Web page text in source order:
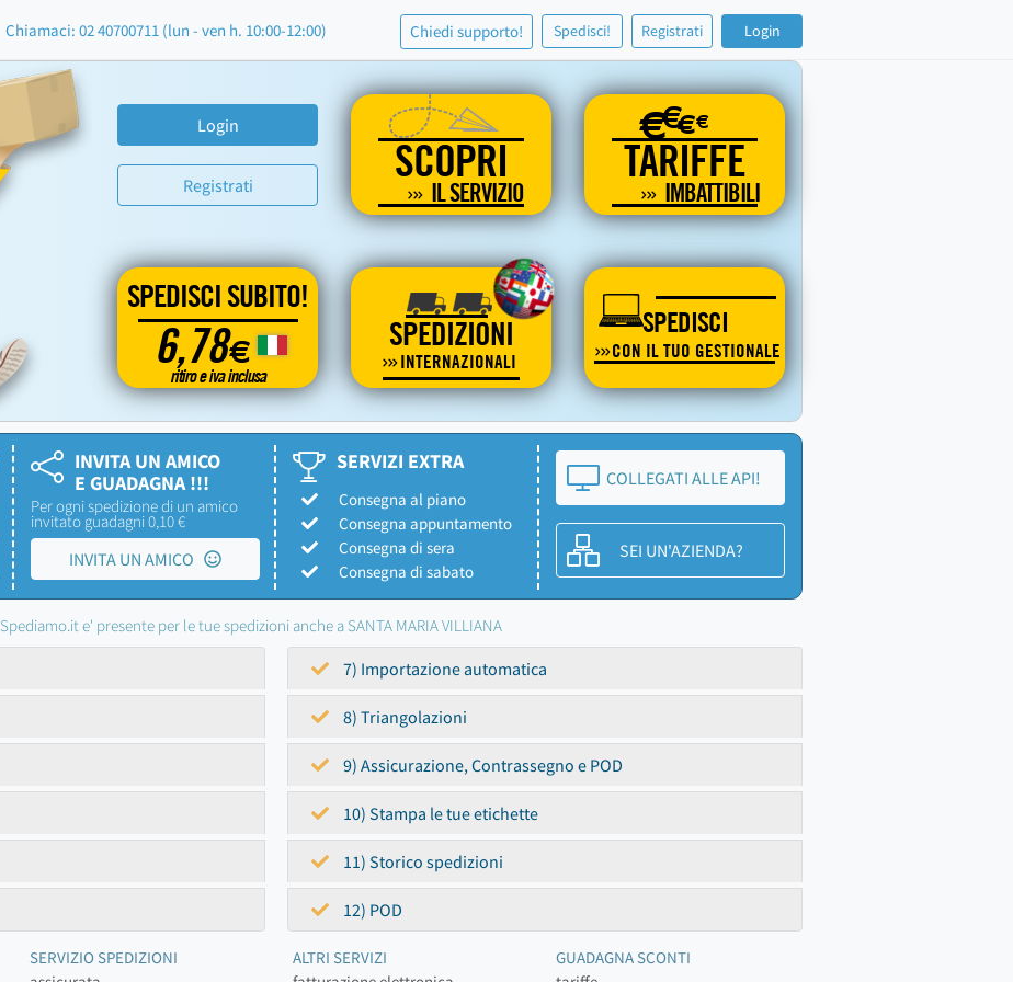
Chiamaci: 02 40700711 (lun - ven h. 10:00-12:00) Chiedi supporto! Spedisci! Registrati Login
Login
Registrati SCOPRI
IL SERVIZIO
€€€€
TARIFFE
IMBATTIBILI
SPEDISCI SUBITO!
6,78€
ritiro e iva inclusa
SPEDIZIONI
INTERNAZIONALI
SPEDISCI
CON IL TUO GESTIONALE
INVITA UN AMICO
E GUADAGNA !!!
Per ogni spedizione di un amico
invitato guadagni 0,10 €
INVITA UN AMICO
SERVIZI EXTRA
Consegna al piano
Consegna appuntamento
Consegna di sera
Consegna di sabato
COLLEGATI ALLE API!
SEI UN'AZIENDA?
Spediamo.it e' presente per le tue spedizioni anche a SANTA MARIA VILLIANA
7) Importazione automatica
8) Triangolazioni
9) Assicurazione, Contrassegno e POD
10) Stampa le tue etichette
11) Storico spedizioni
12) POD
SERVIZIO SPEDIZIONI
ALTRI SERVIZI
GUADAGNA SCONTI